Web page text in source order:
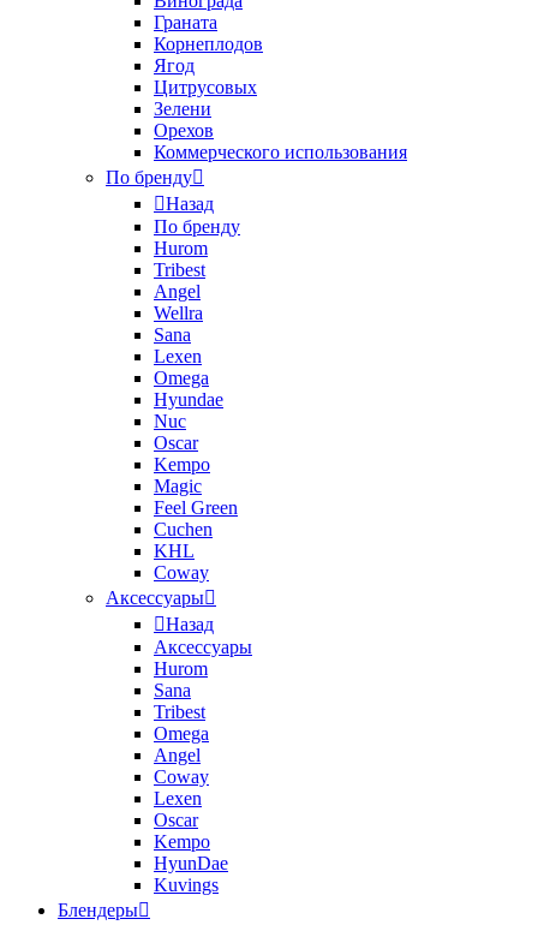
Граната
Корнеплодов
Ягод
Цитрусовых
Зелени
Орехов
Коммерческого использования
По бренду
Назад
По бренду
Hurom
Tribest
Angel
Wellra
Sana
Lexen
Omega
Hyundae
Nuc
Oscar
Kempo
Magic
Feel Green
Cuchen
KHL
Coway
Аксессуары
Назад
Аксессуары
Hurom
Sana
Tribest
Omega
Angel
Coway
Lexen
Oscar
Kempo
HyunDae
Kuvings
Блендеры